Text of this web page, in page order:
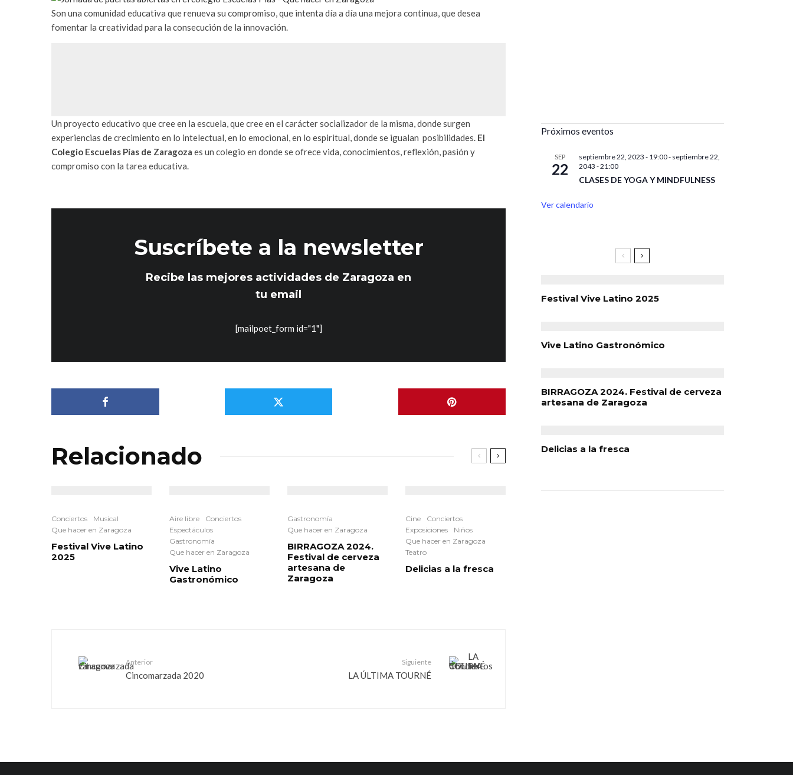
Son una comunidad educativa que renueva su compromiso, que intenta día a día una mejora continua, que desea
fomentar la creatividad para la consecución de la innovación.
Un proyecto educativo que cree en la escuela, que cree en el carácter socializador de la misma, donde surgen
experiencias de crecimiento en lo intelectual, en lo emocional, en lo espiritual, donde se igualan posibilidades. El
Colegio Escuelas Pías de Zaragoza es un colegio en donde se ofrece vida, conocimientos, reflexión, pasión y
compromiso con la tarea educativa.
Suscríbete a la newsletter
Recibe las mejores actividades de Zaragoza en
tu email
[mailpoet_form id="1"]
Relacionado
Conciertos
Musical
Que hacer en Zaragoza
Festival Vive Latino
2025
Aire libre
Conciertos
Espectáculos
Gastronomía
Que hacer en Zaragoza
Vive Latino
Gastronómico
Gastronomía
Que hacer en Zaragoza
BIRRAGOZA 2024.
Festival de cerveza
artesana de
Zaragoza
Cine
Conciertos
Exposiciones
Niños
Que hacer en Zaragoza
Teatro
Delicias a la fresca
Anterior
Cincomarzada 2020
Siguiente
LA ÚLTIMA TOURNÉ
Próximos eventos
SEP
22
septiembre 22, 2023 - 19:00- septiembre 22,
2043 - 21:00
CLASES DE YOGA Y MINDFULNESS
Ver calendario
Festival Vive Latino 2025
Vive Latino Gastronómico
BIRRAGOZA 2024. Festival de cerveza
artesana de Zaragoza
Delicias a la fresca